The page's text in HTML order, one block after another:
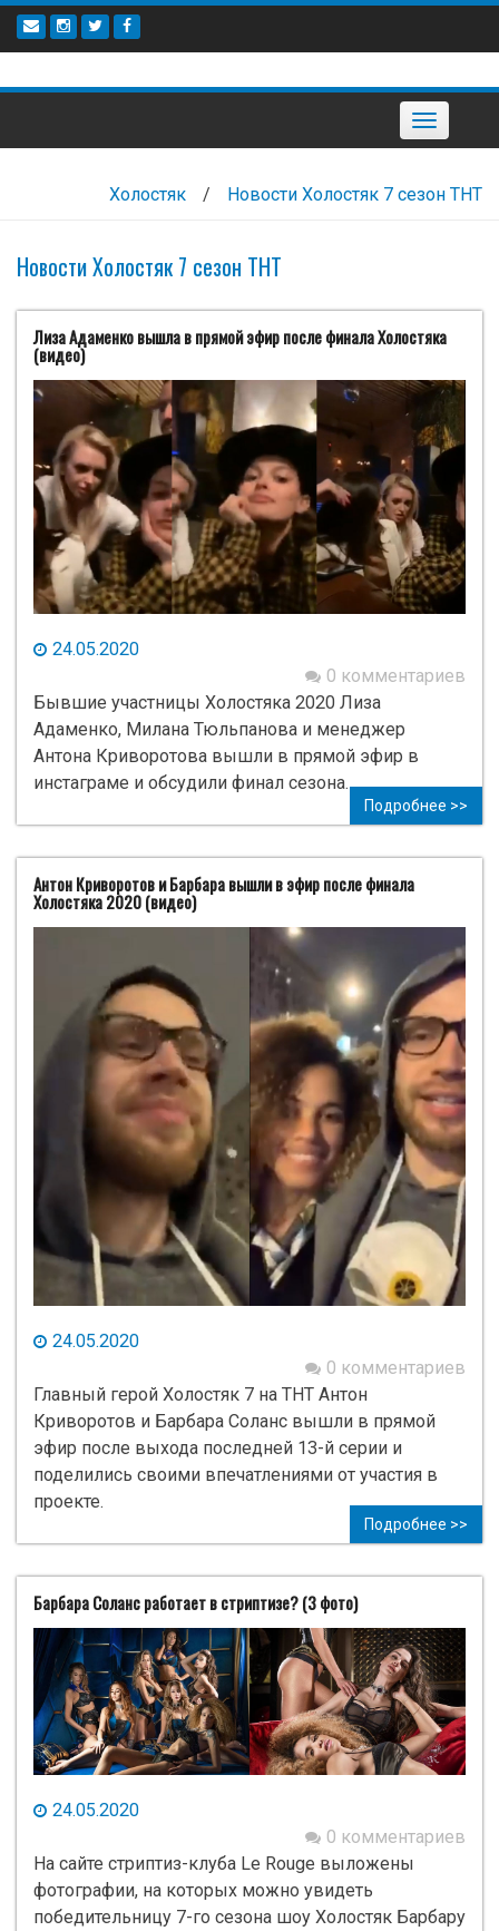
Наверх
Toggle
navigation
Холостяк / Новости Холостяк 7 сезон ТНТ
Новости Холостяк 7 сезон ТНТ
Лиза Адаменко вышла в прямой эфир после финала Холостяка
(видео)
24.05.2020
0 комментариев
Бывшие участницы Холостяка 2020 Лиза
Адаменко, Милана Тюльпанова и менеджер
Антона Криворотова вышли в прямой эфир в
инстаграме и обсудили финал сезона.
Подробнее >>
Антон Криворотов и Барбара вышли в эфир после финала
Холостяка 2020 (видео)
24.05.2020
0 комментариев
Главный герой Холостяк 7 на ТНТ Антон
Криворотов и Барбара Соланс вышли в прямой
эфир после выхода последней 13-й серии и
поделились своими впечатлениями от участия в
проекте.
Подробнее >>
Барбара Соланс работает в стриптизе? (3 фото)
24.05.2020
0 комментариев
На сайте стриптиз-клуба Le Rougе выложены
фотографии, на которых можно увидеть
победительницу 7-го сезона шоу Холостяк Барбару